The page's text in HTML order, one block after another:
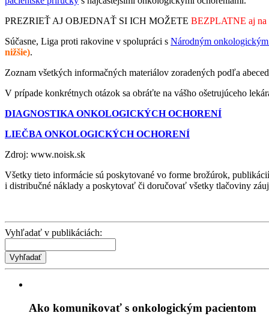
PREZRIEŤ AJ OBJEDNAŤ SI ICH MOŽETE BEZPLATNE aj
Súčasne, Liga proti rakovine v spolupráci s Národným
nižšie).
Zoznam všetkých informačných materiálov zoradených podľa
V prípade konkrétnych otázok sa obráťte na vášho ošetrujúceho
DIAGNOSTIKA ONKOLOGICKÝCH OCHORENÍ
LIEČBA ONKOLOGICKÝCH OCHORENÍ
Zdroj: www.noisk.sk
Všetky tieto informácie sú poskytované vo forme brožúrok,
i distribučné náklady a poskytovať či doručovať všetky tlačoviny
Vyhľadať v publikáciách:
Ako komunikovať s onkologickým pacientom